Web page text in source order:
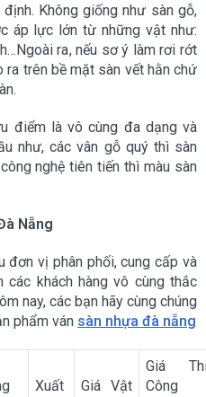
Không giống như sàn gỗ,
áp lực lớn từ những vật như:
ra, nếu sơ ý làm rơi rớt
trên bề mặt sàn vết hằn chứ
điểm là vô cùng đa dạng và
như, các vân gỗ quý thì sàn
nghệ tiên tiến thì màu sàn
Nẵng
đơn vị phân phối, cung cấp và
khách hàng vô cùng thắc
nay, các bạn hãy cùng chúng
phẩm ván sàn nhựa đà nẵng
Xuất
Giá Vật
Giá
Công